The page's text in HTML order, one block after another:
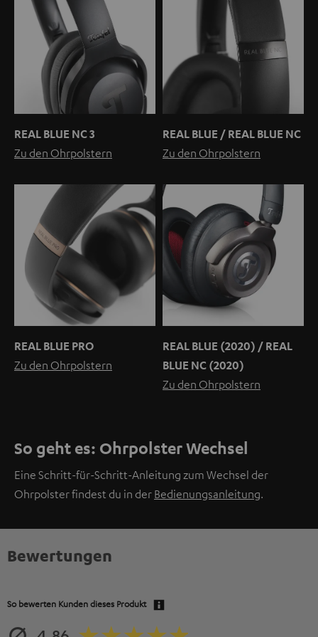
REAL BLUE NC 3
Zu den Ohrpolstern
REAL BLUE / REAL BLUE NC
Zu den Ohrpolstern
REAL BLUE PRO
Zu den Ohrpolstern
REAL BLUE (2020) / REAL
BLUE NC (2020)
Zu den Ohrpolstern
So geht es: Ohrpolster Wechsel
Eine Schritt-für-Schritt-Anleitung zum Wechsel der
Ohrpolster findest du in der Bedienungsanleitung.
Bewertungen
So bewerten Kunden dieses Produkt